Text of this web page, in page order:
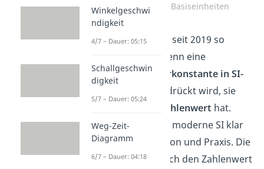
Die sieben SI Basiseinheiten
Jede SI-Einheit ist seit 2019 so
definiert, dass wenn eine
bestimmteNaturkonstante in SI-
ausgedrückt wird, sie
exakten Zahlenwert hat.
Damit trennt das moderne SI klar
zwischen Definition und Praxis. Die
Definition ist durch den Zahlenwert
Winkelgeschwi
ndigkeit
4/7 – Dauer: 05:15
Schallgeschwin
digkeit
5/7 – Dauer: 05:24
Weg-Zeit-
Diagramm
6/7 – Dauer: 04:18